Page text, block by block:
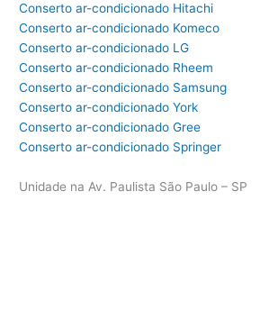
Conserto ar-condicionado Hitachi
Conserto ar-condicionado Komeco
Conserto ar-condicionado LG
Conserto ar-condicionado Rheem
Conserto ar-condicionado Samsung
Conserto ar-condicionado York
Conserto ar-condicionado Gree
Conserto ar-condicionado Springer
Unidade na Av. Paulista São Paulo – SP